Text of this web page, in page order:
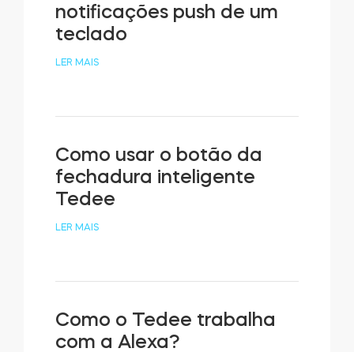
notificações push de um
teclado
LER MAIS
Como usar o botão da
fechadura inteligente
Tedee
LER MAIS
Como o Tedee trabalha
com a Alexa?